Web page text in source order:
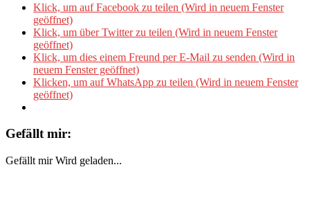
Klick, um auf Facebook zu teilen (Wird in neuem Fenster
geöffnet)
Klick, um über Twitter zu teilen (Wird in neuem Fenster
geöffnet)
Klick, um dies einem Freund per E-Mail zu senden (Wird in
neuem Fenster geöffnet)
Klicken, um auf WhatsApp zu teilen (Wird in neuem Fenster
geöffnet)
Gefällt mir:
Gefällt mir Wird geladen...